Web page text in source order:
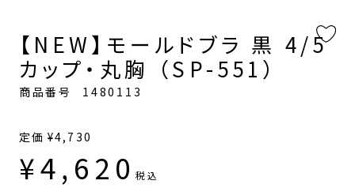
【NEW】モールドブラ 黒 4/5
カップ・丸胸 （SP-551）
商品番号 1480113
定価 ¥4,730
¥4,620 税込